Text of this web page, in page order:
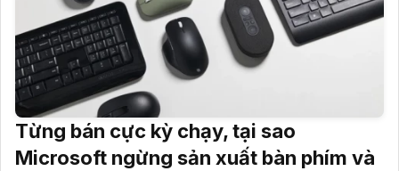
Từng bán cực kỳ chạy, tại sao
Microsoft ngừng sản xuất bàn phím và